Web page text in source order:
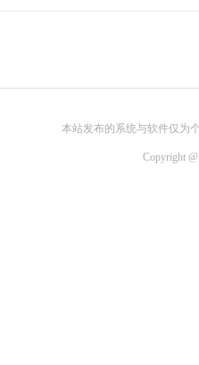
本站发布的系统与软件仅为
Copyright